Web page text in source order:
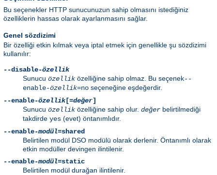
Bu seçenekler HTTP sunucunuzun sahip olmasını istediğiniz
özelliklerin hassas olarak ayarlanmasını sağlar.
Genel sözdizimi
Bir özelliği etkin kılmak veya iptal etmek için genellikle şu sözdizimi
kullanılır:
--disable-özellik
Sunucu özellik özelliğine sahip olmaz. Bu seçenek--
enable-özellik=no seçeneğine eşdeğerdir.
--enable-özellik[=değer]
Sunucu özellik özelliğine sahip olur. değer belirtilmediği
takdirde yes (evet) öntanımlıdır.
--enable-modül=shared
Belirtilen modül DSO modülü olarak derlenir. Öntanımlı olarak
etkin modüller devingen ilintilenir.
--enable-modül=static
Belirtilen modül durağan ilintilenir.